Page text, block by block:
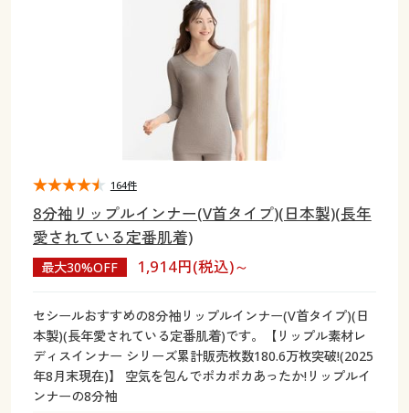
カーテン・ラグ・ファブリック
ジュニア・ティーンズ下着
大きいサイズ通販すべて
大きいサイズ レディース服
大きいサイズ メンズ
大きいサイズ 事務・制服
カタログ
カタログ・チラシからのご注文
デジタルカタログ
カタログ無料プレゼント
会員メニュー
カーテン・ラグ・ファブリック
ジュニア・ティーンズ下着
大きいサイズ レディース服
大きいサイズ レディース下着
大きいサイズ 事務・制服
カタログ・チラシからのご注文
デジタルカタログ
会員メニュー
マイページ
8分袖リップルインナー(V首タイプ)(日本製)(長年
愛されている定番肌着)
最大30%OFF 1,914円(税込)～
セシールおすすめの8分袖リップルインナー(V首タイプ)(日
本製)(長年愛されている定番肌着)です。【リップル素材レ
ディスインナー シリーズ累計販売枚数180.6万枚突破!(2025
年8月末現在)】 空気を包んでポカポカあったか!リップルイ
ンナーの8分袖
164件